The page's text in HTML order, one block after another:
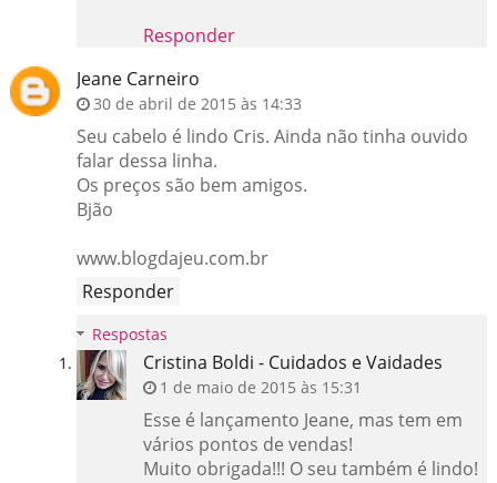
Responder
Jeane Carneiro
30 de abril de 2015 às 14:33
Seu cabelo é lindo Cris. Ainda não tinha ouvido
falar dessa linha.
Os preços são bem amigos.
Bjão
www.blogdajeu.com.br
Responder
Respostas
Cristina Boldi - Cuidados e Vaidades
1 de maio de 2015 às 15:31
Esse é lançamento Jeane, mas tem em
vários pontos de vendas!
Muito obrigada!!! O seu também é lindo!